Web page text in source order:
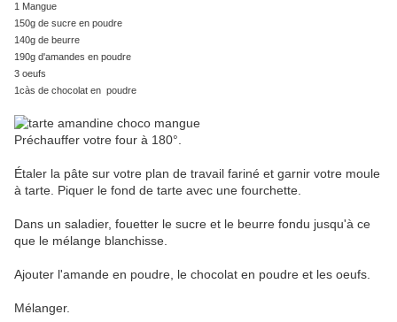
1 Mangue
150g de sucre en poudre
140g de beurre
190g d'amandes en poudre
3 oeufs
1càs de chocolat en poudre
Préchauffer votre four à 180°.
Étaler la pâte sur votre plan de travail fariné et garnir votre moule
à tarte. Piquer le fond de tarte avec une fourchette.
Dans un saladier, fouetter le sucre et le beurre fondu jusqu'à ce
que le mélange blanchisse.
Ajouter l'amande en poudre, le chocolat en poudre et les oeufs.
Mélanger.